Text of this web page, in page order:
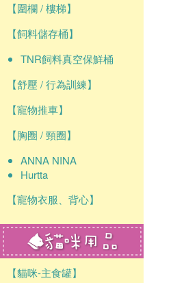
【圍欄 / 樓梯】
【飼料儲存桶】
TNR飼料真空保鮮桶
【舒壓 / 行為訓練】
【寵物推車】
【胸圈 / 頸圈】
ANNA NINA
Hurtta
【寵物衣服、背心】
【貓咪-主食罐】